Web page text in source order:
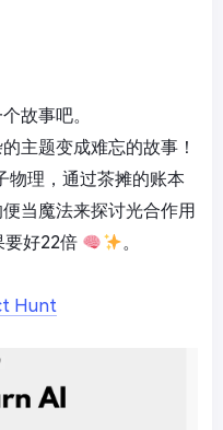
故事吧。
主题变成难忘的故事！
物理，通过茶摊的账本
当魔法来探讨光合作用
要好22倍
。
Hunt